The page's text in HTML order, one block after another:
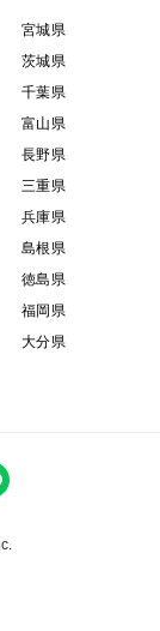
宮城県
茨城県
千葉県
富山県
長野県
三重県
兵庫県
島根県
徳島県
福岡県
大分県